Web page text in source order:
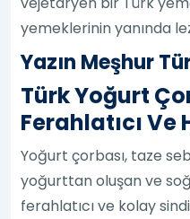
yemeklerinin yanında
Yazın Meşhur
Türk Yoğurt
Ferahlatıcı Ve
Yoğurt çorbası, taze
yoğurttan oluşan ve
ferahlatıcı ve kolay